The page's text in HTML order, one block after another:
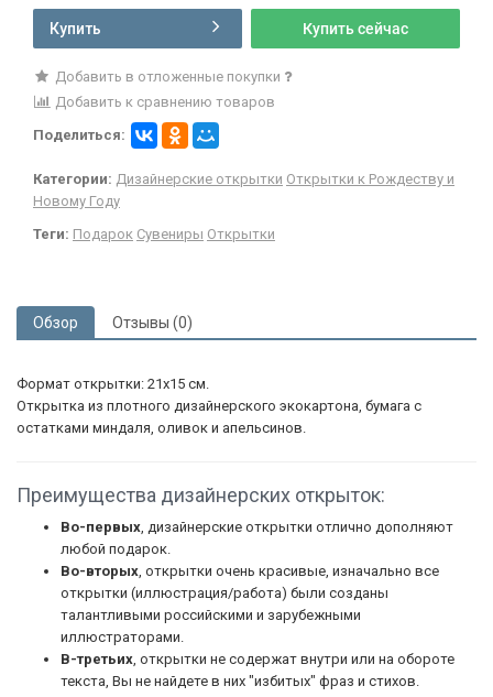
Купить Купить сейчас
Добавить в отложенные покупки
Добавить к сравнению товаров
Поделиться:
Категории: Дизайнерские открытки Открытки к Рождеству и
Новому Году
Теги: Подарок Сувениры Открытки
Обзор Отзывы (0)
Формат открытки: 21х15 см.
Открытка из плотного дизайнерского экокартона, бумага с
остатками миндаля, оливок и апельсинов.
Преимущества дизайнерских открыток:
Во-первых , дизайнерские открытки отлично дополняют
любой подарок.
Во-вторых , открытки очень красивые, изначально все
открытки (иллюстрация/работа) были созданы
талантливыми российскими и зарубежными
иллюстраторами.
В-третьих , открытки не содержат внутри или на обороте
текста, Вы не найдете в них "избитых" фраз и стихов.